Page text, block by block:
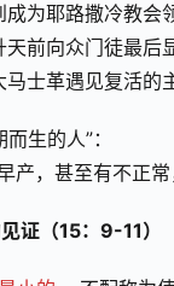
成为耶路撒冷教会
天前向众门徒最后
马士革遇见复活的
生的人”：
产，甚至有不正常
证（15：9-11）